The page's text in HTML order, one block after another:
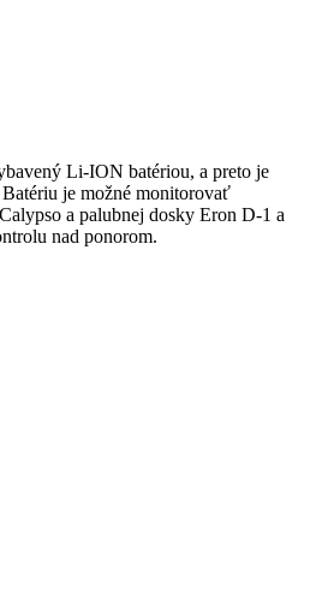
Li-ION batériou, a preto je
je možné monitorovať
a palubnej dosky Eron D-1 a
nad ponorom.